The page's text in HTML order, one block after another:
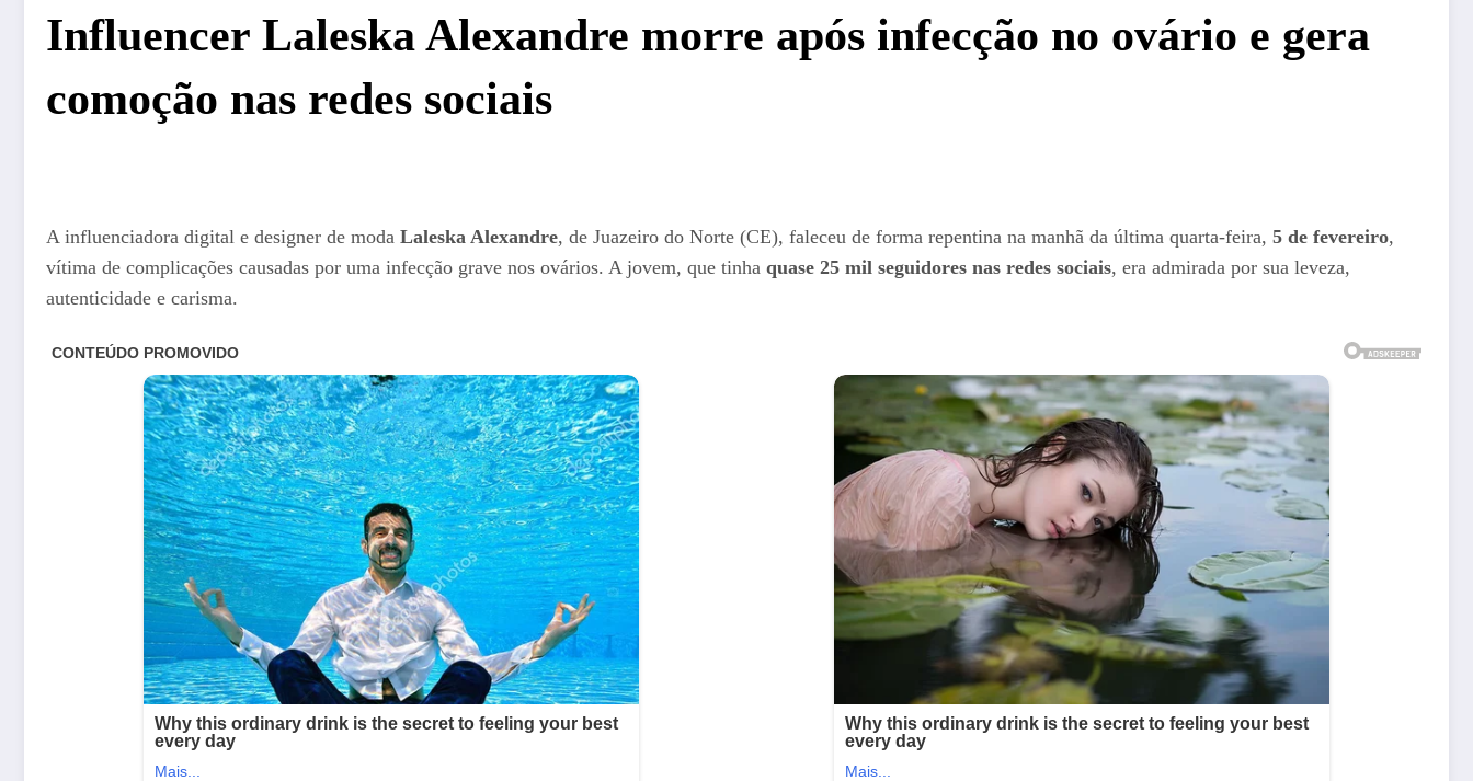
Influencer Laleska Alexandre morre após infecção no ovário e gera
comoção nas redes sociais
A influenciadora digital e designer de moda Laleska Alexandre, de Juazeiro do Norte (CE), faleceu de forma repentina na manhã da última quarta-feira, 5 de fevereiro,
vítima de complicações causadas por uma infecção grave nos ovários. A jovem, que tinha quase 25 mil seguidores nas redes sociais, era admirada por sua leveza,
autenticidade e carisma.